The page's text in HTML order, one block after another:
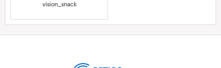
vision_snack